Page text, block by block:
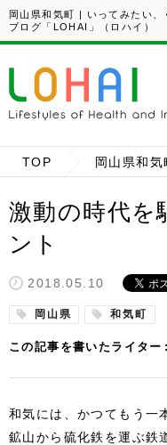
岡山県和気町 | いってみたい
ブログ「LOHAI」（ロハイ）
TOP 岡山県和気
激動の時代を
ント
2018.05.10
岡山県 和気町
この記事を書いたライター
和気には、かつてもう一
鉱山から硫化鉄を運ぶ鉄